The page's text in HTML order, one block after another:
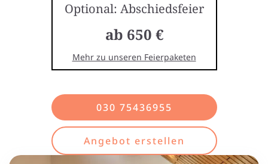
Optional: Abschiedsfeier
ab 650 €
Mehr zu unseren Feierpaketen
030 75436955
Angebot erstellen